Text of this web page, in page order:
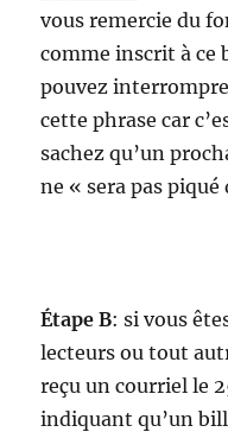
vous remercie du
comme inscrit à ce
pouvez
cette phrase car
sachez qu’un
ne « sera pas
Étape B: si vous
lecteurs ou tout
reçu un courriel le
indiquant qu’un